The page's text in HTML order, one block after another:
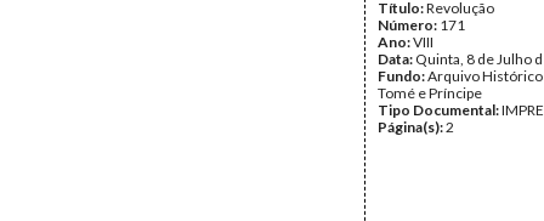
Título:Revolução
Número: 171
Ano:VIII
Data: Quinta, 8 de Julho
Fundo:Arquivo Histórico
Tomé e Príncipe
Tipo Documental:
Página(s):2